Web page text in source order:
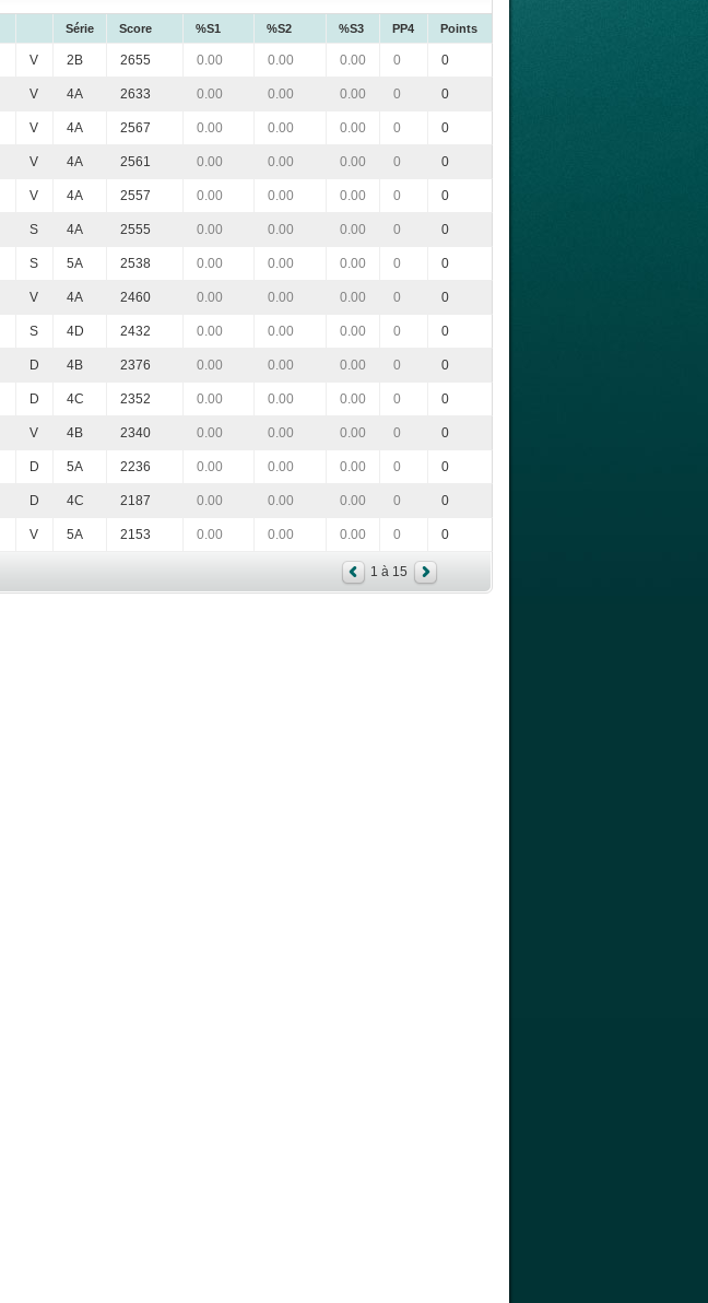
Série Score %S1 %S2 %S3 PP4 Points
V 2B 2655 0.00 0.00 0.00 0 0
V 4A 2633 0.00 0.00 0.00 0 0
V 4A 2567 0.00 0.00 0.00 0 0
V 4A 2561 0.00 0.00 0.00 0 0
V 4A 2557 0.00 0.00 0.00 0 0
S 4A 2555 0.00 0.00 0.00 0 0
S 5A 2538 0.00 0.00 0.00 0 0
V 4A 2460 0.00 0.00 0.00 0 0
S 4D 2432 0.00 0.00 0.00 0 0
D 4B 2376 0.00 0.00 0.00 0 0
D 4C 2352 0.00 0.00 0.00 0 0
V 4B 2340 0.00 0.00 0.00 0 0
D 5A 2236 0.00 0.00 0.00 0 0
D 4C 2187 0.00 0.00 0.00 0 0
V 5A 2153 0.00 0.00 0.00 0 0
1 à 15